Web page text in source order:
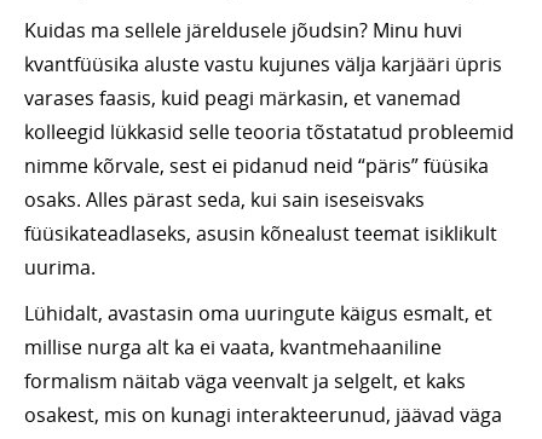
Kuidas ma sellele järeldusele jõudsin? Minu huvi
kvantfüüsika aluste vastu kujunes välja karjääri üpris
varases faasis, kuid peagi märkasin, et vanemad
kolleegid lükkasid selle teooria tõstatatud probleemid
nimme kõrvale, sest ei pidanud neid “päris” füüsika
osaks. Alles pärast seda, kui sain iseseisvaks
füüsikateadlaseks, asusin kõnealust teemat isiklikult
uurima.
Lühidalt, avastasin oma uuringute käigus esmalt, et
millise nurga alt ka ei vaata, kvantmehaaniline
formalism näitab väga veenvalt ja selgelt, et kaks
osakest, mis on kunagi interakteerunud, jäävad väga